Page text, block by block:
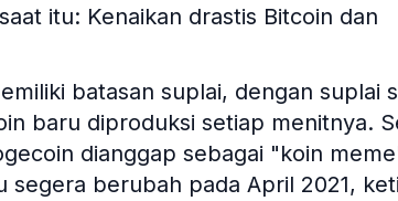
itu: Kenaikan drastis Bitcoin dan
batasan suplai, dengan suplai
baru diproduksi setiap menitnya.
dianggap sebagai "koin
berubah pada April 2021,